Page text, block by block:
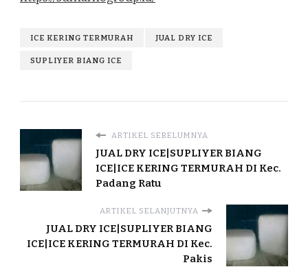
ICE KERING TERMURAH JUAL DRY ICE
SUPLIYER BIANG ICE
ARTIKEL SEBELUMNYA
JUAL DRY ICE|SUPLIYER BIANG
ICE|ICE KERING TERMURAH DI Kec.
Padang Ratu
ARTIKEL SELANJUTNYA
JUAL DRY ICE|SUPLIYER BIANG
ICE|ICE KERING TERMURAH DI Kec.
Pakis